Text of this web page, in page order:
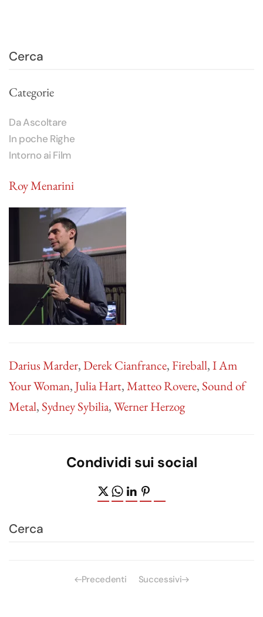
Categorie
Da Ascoltare
In poche Righe
Intorno ai Film
Roy Menarini
Darius Marder,Derek Cianfrance, Fireball,I Am
Your Woman,Julia Hart,Matteo Rovere,Sound of
Metal,Sydney Sybilia,Werner Herzog
Condividi sui social
Precedenti Successivi